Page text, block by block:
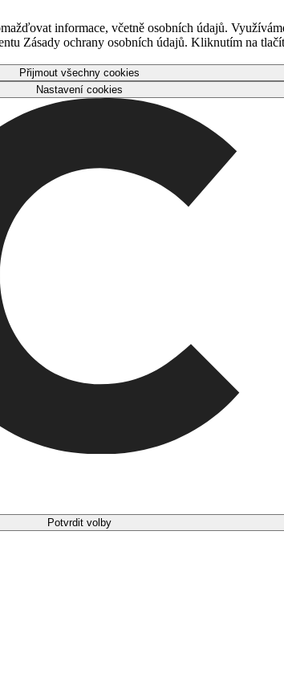
informace, včetně osobních údajů.
Zásady ochrany osobních údajů. Kliknutím na
Přijmout všechny cookies
Nastavení cookies
Potvrdit volby